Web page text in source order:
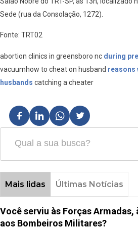
Sede (rua da Consolação, 1272).
Fonte: TRT02
abortion clinics in greensboro nc during
vacuumhow to cheat on husband reasons
husbands catching a cheater
Mais lidas Últimas Notícias
Você serviu às Forças
aos Bombeiros Militares?